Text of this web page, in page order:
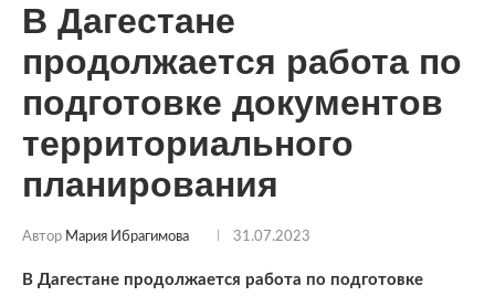
В Дагестане
продолжается работа по
подготовке документов
территориального
планирования
Автор Мария Ибрагимова 31.07.2023
В Дагестане продолжается работа по подготовке